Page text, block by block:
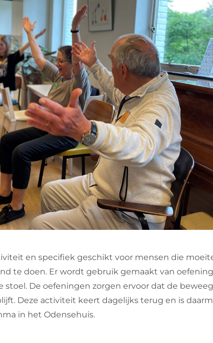
en specifiek geschikt voor mensen die
te doen. Er wordt gebruik gemaakt van
stoel. De oefeningen zorgen ervoor dat de
Deze activiteit keert dagelijks terug en is
in het Odensehuis.